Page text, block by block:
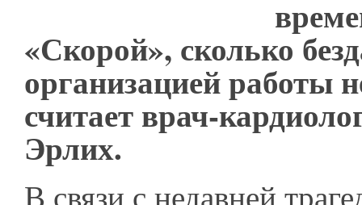
«Скорой», сколько
организацией работы
считает врач-
Эрлих.
В связи с недавней